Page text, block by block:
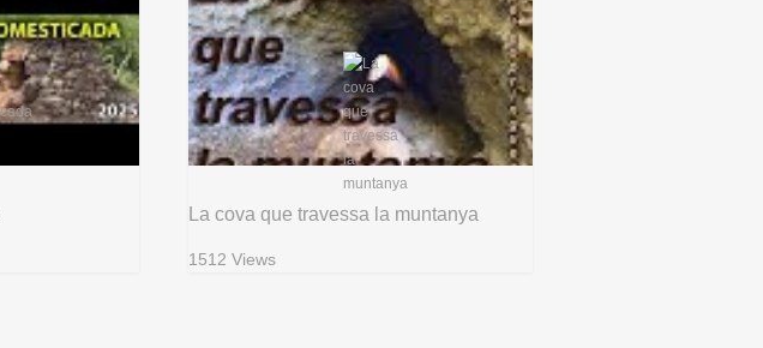
La cova que travessa la muntanya
1512 Views